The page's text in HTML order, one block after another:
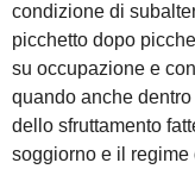
condizione di
picchetto dopo
su occupazione e
quando anche
dello sfruttamento
soggiorno e il regime